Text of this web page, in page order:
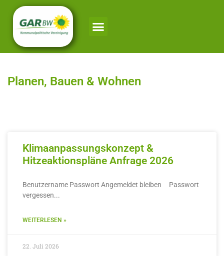
Planen, Bauen & Wohnen
Klimaanpassungskonzept &
Hitzeaktionspläne Anfrage 2026
Benutzername Passwort Angemeldet bleiben Passwort
vergessen
WEITERLESEN »
22. Juli 2026